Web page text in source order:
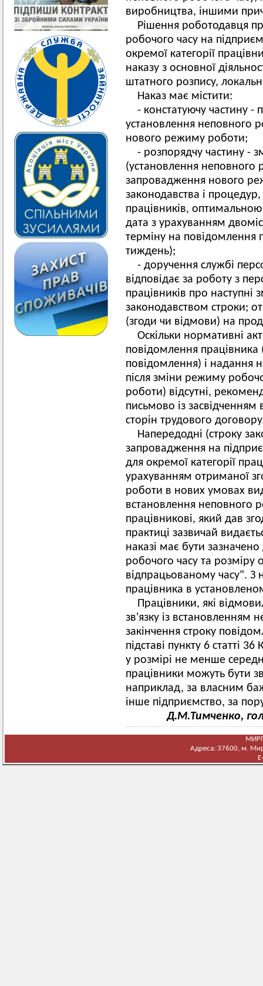
виробництва, іншими
Рішення роботодавця
робочого часу на
окремої категорії
наказу з основної
штатного розпису,
Наказ має містити:
- констатуючу частину
установлення неповного
нового режиму роботи;
- розпорядчу частину -
(установлення неповного
запровадження нового
законодавства і
працівників,
дата з урахуванням
терміну на повідомлення
тиждень);
- доручення службі
відповідає за роботу з
працівників про наступні
законодавством строки;
(згоди чи відмови) на
Оскільки нормативні
повідомлення працівника
повідомлення) і надання
після зміни режиму
роботи) відсутні,
письмово із засвідченням
сторін трудового
Напередодні (строку
запровадження на
для окремої категорії
урахуванням отриманої
роботи в нових умовах
встановлення неповного
працівникові, який дав
практиці зазвичай
наказі має бути
робочого часу та розміру
відпрацьованому часу".
працівника в
Працівники, які
зв'язку із встановленням
закінчення строку
підставі пункту 6 статті
у розмірі не менше
працівники можуть бути
наприклад, за власним
інше підприємство, за
Д.М.Тимченко,
Адреса: 37600, м.